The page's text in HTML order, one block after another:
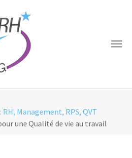
Management, RPS, QVT
une Qualité de vie au travail